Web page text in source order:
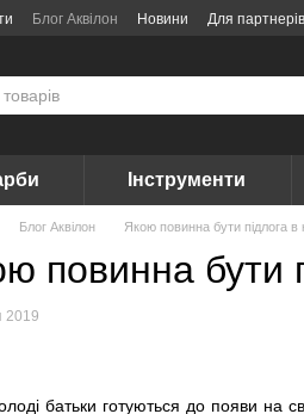
Блог Аквілон Новини Для партнерів
Інструменти
Блог Аквілон Якою повинна бути підлога в
повинна бути
2019
батьки готуються до появи на